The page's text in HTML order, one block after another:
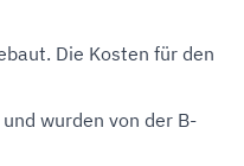
Die Kosten für den
wurden von der B-